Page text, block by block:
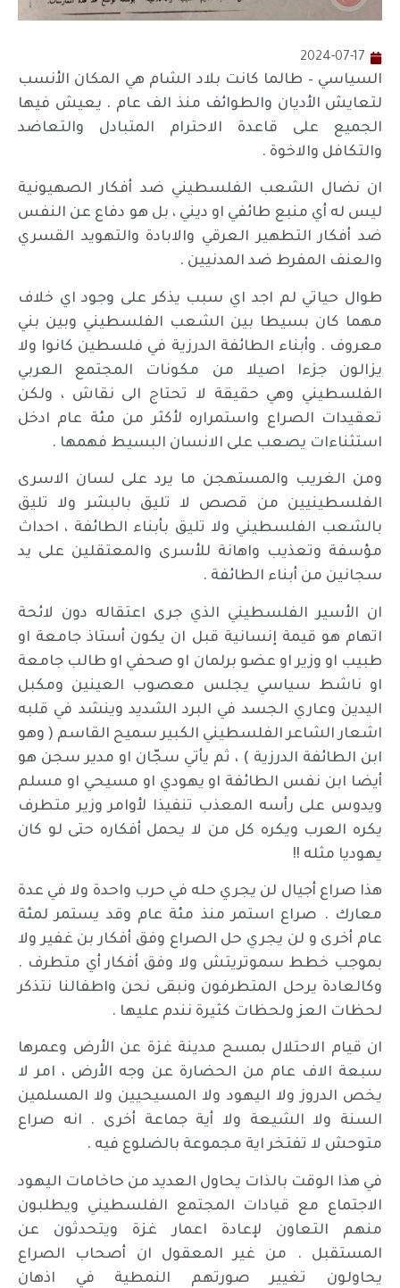
2024-07-17
السياسي – طالما كانت بلاد الشام هي المكان الأنسب
لتعايش الأديان والطوائف منذ الف عام . يعيش فيها
الجميع على قاعدة الاحترام المتبادل والتعاضد
والتكافل والاخوة .
ان نضال الشعب الفلسطيني ضد أفكار الصهيونية
ليس له أي منبع طائفي او ديني ، بل هو دفاع عن النفس
ضد أفكار التطهير العرقي والابادة والتهويد القسري
والعنف المفرط ضد المدنيين .
طوال حياتي لم اجد اي سبب يذكر على وجود اي خلاف
مهما كان بسيطا بين الشعب الفلسطيني وبين بني
معروف . وأبناء الطائفة الدرزية في فلسطين كانوا ولا
يزالون جزءا اصيلا من مكونات المجتمع العربي
الفلسطيني وهي حقيقة لا تحتاج الى نقاش ، ولكن
تعقيدات الصراع واستمراره لأكثر من مئة عام ادخل
استثناءات يصعب على الانسان البسيط فهمها .
ومن الغريب والمستهجن ما يرد على لسان الاسرى
الفلسطينيين من قصص لا تليق بالبشر ولا تليق
بالشعب الفلسطيني ولا تليق بأبناء الطائفة ، احداث
مؤسفة وتعذيب واهانة للأسرى والمعتقلين على يد
سجانين من أبناء الطائفة .
ان الأسير الفلسطيني الذي جرى اعتقاله دون لائحة
اتهام هو قيمة إنسانية قبل ان يكون أستاذ جامعة او
طبيب او وزير او عضو برلمان او صحفي او طالب جامعة
او ناشط سياسي يجلس معصوب العينين ومكبل
اليدين وعاري الجسد في البرد الشديد وينشد في قلبه
اشعار الشاعر الفلسطيني الكبير سميح القاسم ( وهو
ابن الطائفة الدرزية ) ، ثم يأتي سجّان او مدير سجن هو
أيضا ابن نفس الطائفة او يهودي او مسيحي او مسلم
ويدوس على رأسه المعذب تنفيذا لأوامر وزير متطرف
يكره العرب ويكره كل من لا يحمل أفكاره حتى لو كان
يهوديا مثله !!
هذا صراع أجيال لن يجري حله في حرب واحدة ولا في عدة
معارك . صراع استمر منذ مئة عام وقد يستمر لمئة
عام أخرى و لن يجري حل الصراع وفق أفكار بن غفير ولا
بموجب خطط سموتريتش ولا وفق أفكار أي متطرف .
وكالعادة يرحل المتطرفون ونبقى نحن واطفالنا نتذكر
لحظات العز ولحظات كثيرة نندم عليها .
ان قيام الاحتلال بمسح مدينة غزة عن الأرض وعمرها
سبعة الاف عام من الحضارة عن وجه الأرض ، امر لا
يخص الدروز ولا اليهود ولا المسيحيين ولا المسلمين
السنة ولا الشيعة ولا أية جماعة أخرى . انه صراع
متوحش لا تفتخر اية مجموعة بالضلوع فيه .
في هذا الوقت بالذات يحاول العديد من حاخامات اليهود
الاجتماع مع قيادات المجتمع الفلسطيني ويطلبون
منهم التعاون لإعادة اعمار غزة ويتحدثون عن
المستقبل . من غير المعقول ان أصحاب الصراع
يحاولون تغيير صورتهم النمطية في اذهان